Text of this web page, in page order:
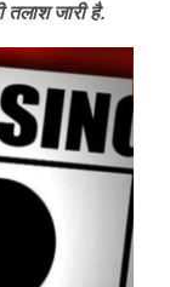
तलाश जारी है.